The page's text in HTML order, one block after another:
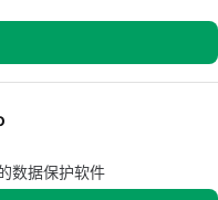
数据保护软件